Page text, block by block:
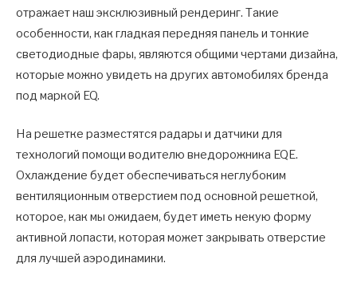
отражает наш эксклюзивный рендеринг. Такие
особенности, как гладкая передняя панель и тонкие
светодиодные фары, являются общими чертами дизайна,
которые можно увидеть на других автомобилях бренда
под маркой EQ.
На решетке разместятся радары и датчики для
технологий помощи водителю внедорожника EQE.
Охлаждение будет обеспечиваться неглубоким
вентиляционным отверстием под основной решеткой,
которое, как мы ожидаем, будет иметь некую форму
активной лопасти, которая может закрывать отверстие
для лучшей аэродинамики.